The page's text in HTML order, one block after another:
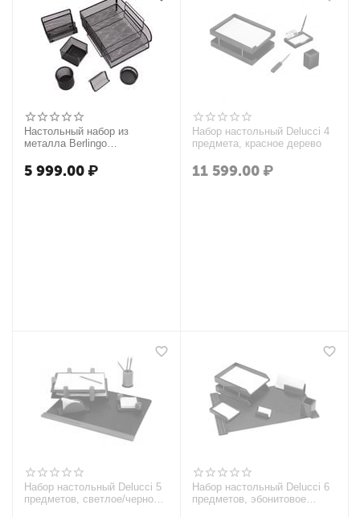
Настольный набор из
металла Berlingo
черный
5 999.00₽
Набор настольный Delucci 4
предмета, красное дерево
11 599.00 ₽
Набор настольный Delucci 5
предметов, светлое/черное
Набор настольный Delucci 6
предметов, эбонитовое